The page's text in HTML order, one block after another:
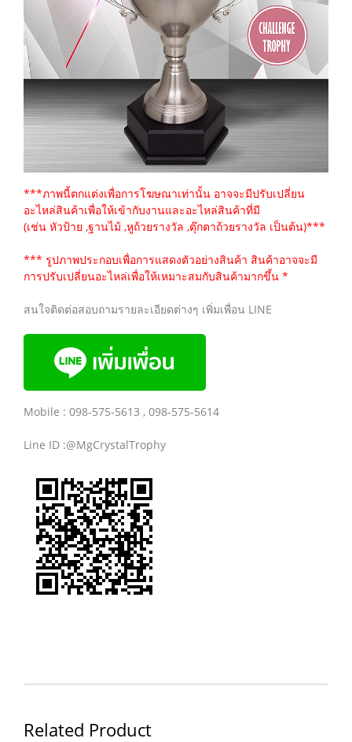
***ภาพนี้ตกแต่งเพื่อการโฆษณาเท่านั้น อาจจะมีปรับเปลี่ยน
อะไหล่สินค้าเพื่อให้เข้ากับงานและอะไหล่สินค้าที่มี
(เช่น หัวป้าย ,ฐานไม้ ,หูถ้วยรางวัล ,ตุ๊กตาถ้วยรางวัล เป็นต้น)***
*** รูปภาพประกอบเพื่อการแสดงตัวอย่างสินค้า สินค้าอาจจะมี
การปรับเปลี่ยนอะไหล่เพื่อให้เหมาะสมกับสินค้ามากขึ้น *
สนใจติดต่อสอบถามรายละเอียดต่างๆ เพิ่มเพื่อน LINE
Mobile : 098-575-5613 , 098-575-5614
Line ID :@MgCrystalTrophy
Related Product